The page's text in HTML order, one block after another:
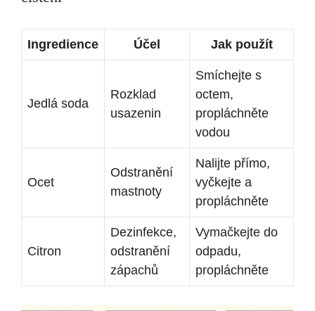
Ingredience Účel Jak použít
Jedlá soda
Rozklad
usazenin
Smíchejte s
octem,
propláchněte
vodou
Ocet
Odstranění
mastnoty
Nalijte přímo,
vyčkejte a
propláchněte
Citron
Dezinfekce,
odstranění
zápachů
Vymačkejte do
odpadu,
propláchněte